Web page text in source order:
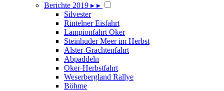
Berichte 2019 ▸ ▸
Silvester
Rintelner Eisfahrt
Lampionfahrt Oker
Steinhuder Meer im Herbst
Alster-Grachtenfahrt
Abpaddeln
Oker-Herbstfahrt
Weserbergland Rallye
Böhme